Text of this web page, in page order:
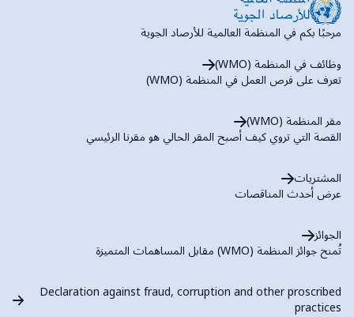
مرحبًا بكم في المنظمة العالمية للأرصاد الجوية
وظائف في المنظمة (WMO)
تعرف على فرص العمل في المنظمة (WMO)
مقر المنظمة (WMO)
القصة التي تروي كيف أصبح المقر الحالي هو مقرنا الرئيسي
المشتريات
عرض أحدث المناقصات
الجوائز
تُمنح جوائز المنظمة (WMO) مقابل المساهمات المتميزة
Declaration against fraud, corruption and other proscribed
practices